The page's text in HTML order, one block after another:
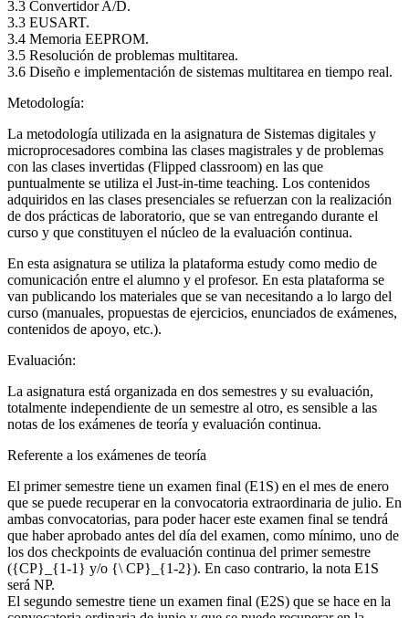
3.3 Convertidor A/D.
3.3 EUSART.
3.4 Memoria EEPROM.
3.5 Resolución de problemas multitarea.
3.6 Diseño e implementación de sistemas multitarea en tiempo real.
Metodología:
La metodología utilizada en la asignatura de Sistemas digitales y
microprocesadores combina las clases magistrales y de problemas
con las clases invertidas (Flipped classroom) en las que
puntualmente se utiliza el Just-in-time teaching. Los contenidos
adquiridos en las clases presenciales se refuerzan con la realización
de dos prácticas de laboratorio, que se van entregando durante el
curso y que constituyen el núcleo de la evaluación continua.
En esta asignatura se utiliza la plataforma estudy como medio de
comunicación entre el alumno y el profesor. En esta plataforma se
van publicando los materiales que se van necesitando a lo largo del
curso (manuales, propuestas de ejercicios, enunciados de exámenes,
contenidos de apoyo, etc.).
Evaluación:
La asignatura está organizada en dos semestres y su evaluación,
totalmente independiente de un semestre al otro, es sensible a las
notas de los exámenes de teoría y evaluación continua.
Referente a los exámenes de teoría
El primer semestre tiene un examen final (E1S) en el mes de enero
que se puede recuperar en la convocatoria extraordinaria de julio. En
ambas convocatorias, para poder hacer este examen final se tendrá
que haber aprobado antes del día del examen, como mínimo, uno de
los dos checkpoints de evaluación continua del primer semestre
({CP}_{1-1} y/o {\ CP}_{1-2}). En caso contrario, la nota E1S
será NP.
El segundo semestre tiene un examen final (E2S) que se hace en la